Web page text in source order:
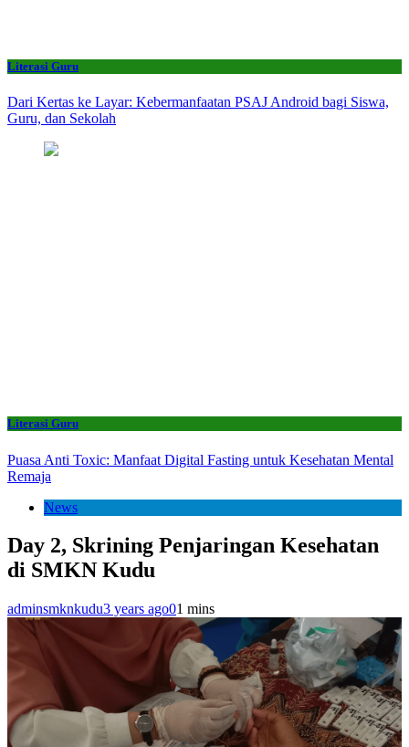
Literasi Guru
Dari Kertas ke Layar: Kebermanfaatan PSAJ Android bagi Siswa,
Guru, dan Sekolah
Literasi Guru
Puasa Anti Toxic: Manfaat Digital Fasting untuk Kesehatan Mental
Remaja
News
Day 2, Skrining Penjaringan Kesehatan
di SMKN Kudu
adminsmknkudu3 years ago01 mins